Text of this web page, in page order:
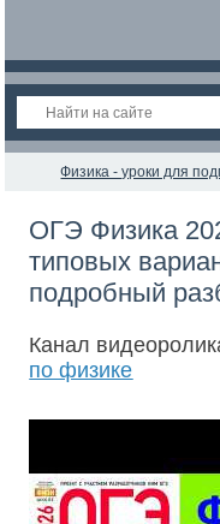
Физика - уроки для
ОГЭ Физика
типовых
подробный
Канал
по физике